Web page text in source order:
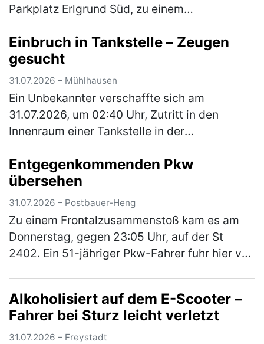
Parkplatz Erlgrund Süd, zu einem
einem Pkw. Aufgrund des ferienbedingten, …
(mehr)
Einbruch in Tankstelle – Zeugen
gesucht
31.07.2026 – Mühlhausen
Ein Unbekannter verschaffte sich am
31.07.2026, um 02:40 Uhr, Zutritt in den
Innenraum einer Tankstelle in der
dortigen Schiebetüre einschlug. Aus dem
Innen…(mehr)
Entgegenkommenden Pkw
übersehen
31.07.2026 – Postbauer-Heng
Zu einem Frontalzusammenstoß kam es am
Donnerstag, gegen 23:05 Uhr, auf der St
2402. Ein 51-jähriger Pkw-Fahrer fuhr hier von
(mehr)
Alkoholisiert auf dem E-Scooter –
Fahrer bei Sturz leicht verletzt
31.07.2026 – Freystadt